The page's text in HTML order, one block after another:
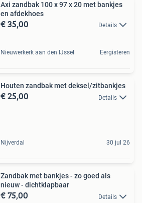
Axi zandbak 100 x 97 x 20 met bankjes
en afdekhoes
€ 35,00 Details
Nieuwerkerk aan den IJssel Eergisteren
Houten zandbak met deksel/zitbankjes
€ 25,00 Details
Nijverdal 30 jul 26
Zandbak met bankjes - zo goed als
nieuw - dichtklapbaar
€ 75,00 Details